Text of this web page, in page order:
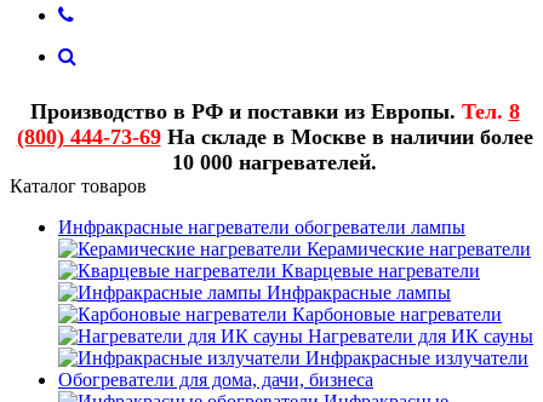
Производство в РФ и поставки из Европы. Тел. 8
(800) 444-73-69На складе в Москве в наличии более
10 000 нагревателей.
Каталог товаров
Инфракрасные нагреватели обогреватели лампы
Керамические нагреватели
Кварцевые нагреватели
Инфракрасные лампы
Карбоновые нагреватели
Нагреватели для ИК сауны
Инфракрасные излучатели
Обогреватели для дома, дачи, бизнеса